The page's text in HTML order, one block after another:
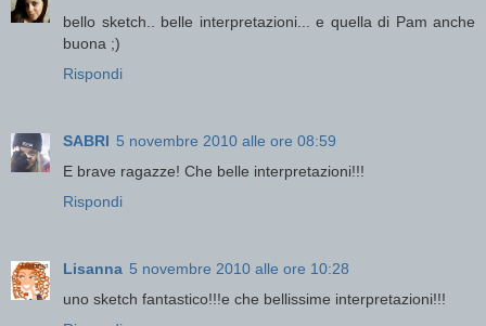
bello sketch.. belle interpretazioni... e quella di Pam anche
buona ;)
Rispondi
SABRI 5 novembre 2010 alle ore 08:59
E brave ragazze! Che belle interpretazioni!!!
Rispondi
Lisanna 5 novembre 2010 alle ore 10:28
uno sketch fantastico!!!e che bellissime interpretazioni!!!